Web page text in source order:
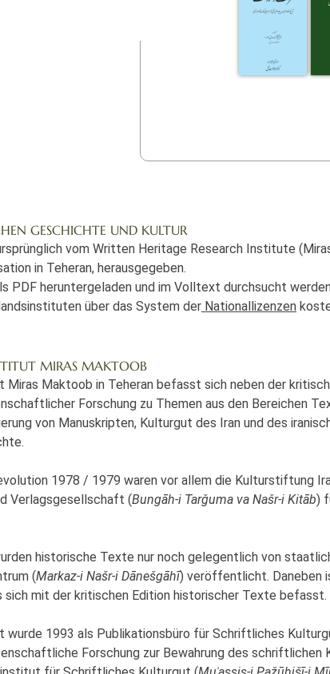
GESCHICHTE UND KULTUR
vom Written Heritage Research Institute
in Teheran, herausgegeben.
PDF heruntergeladen und im Volltext durchsucht
über das System der Nationallizenzen
MIRAS MAKTOOB
Miras Maktoob in Teheran befasst sich neben der
Forschung zu Themen aus den Bereichen
von Manuskripten, Kulturgut des Iran und des
1978 / 1979 waren vor allem die Kulturstiftung
Verlagsgesellschaft (Bungāh-i Tarǧuma va Našr-i Kitāb)
historische Texte nur noch gelegentlich von
(Markaz-i Našr-i Dānešgāhī) veröffentlicht. Daneben
mit der kritischen Edition historischer Texte befasst.
wurde 1993 als Publikationsbüro für Schriftliches
Forschung zur Bewahrung des